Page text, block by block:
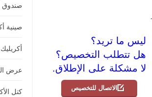
ليس ما تريد؟
هل تتطلب التخصيص؟
لا مشكلة على الإطلاق.
الاتصال للتخصيص
صندوق
صينية
عرض
كتل